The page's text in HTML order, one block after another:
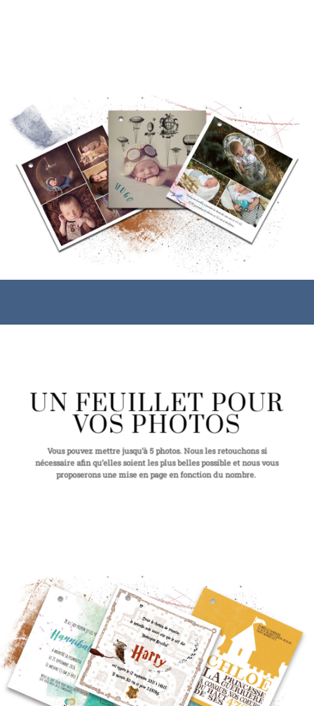
UN FEUILLET POUR
VOS PHOTOS
Vous pouvez mettre jusqu’à 5 photos. Nous les retouchons si
nécessaire afin qu’elles soient les plus belles possible et nous vous
proposerons une mise en page en fonction du nombre.